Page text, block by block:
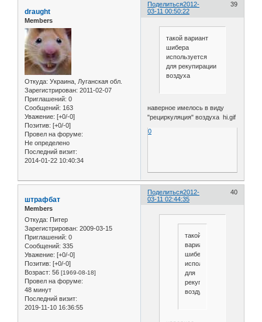
Поделиться 39
2012-
03-11 00:50:22
draught
Members
Откуда: Украина, Луганская обл.
Зарегистрирован: 2011-02-07
Приглашений: 0
Сообщений: 163
Уважение: [+0/-0]
Позитив: [+0/-0]
Провел на форуме:
Не определено
Последний визит:
2014-01-22 10:40:34
такой вариант
шибера
используется
для рекупирации
воздуха
наверное имелось в виду
"рециркуляция" воздуха hi.gif
0
Поделиться 40
2012-
03-11 02:44:35
штрафбат
Members
Откуда: Питер
Зарегистрирован: 2009-03-15
Приглашений: 0
Сообщений: 335
Уважение: [+0/-0]
Позитив: [+0/-0]
Возраст: 56 [1969-08-18]
Провел на форуме:
48 минут
Последний визит:
2019-11-10 16:36:55
такой
вариант
шибера
используется
для
рекупирации
воздуха